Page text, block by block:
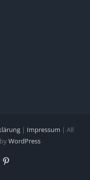
| Impressum | All
WordPress